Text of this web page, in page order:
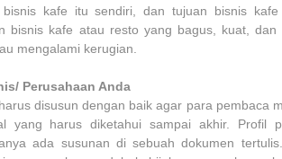
kafe itu sendiri, dan tujuan bisnis kafe
bisnis kafe atau resto yang bagus, kuat,
mengalami kerugian.
Perusahaan Anda
disusun dengan baik agar para pembaca
yang harus diketahui sampai akhir. Profil
ada susunan di sebuah dokumen